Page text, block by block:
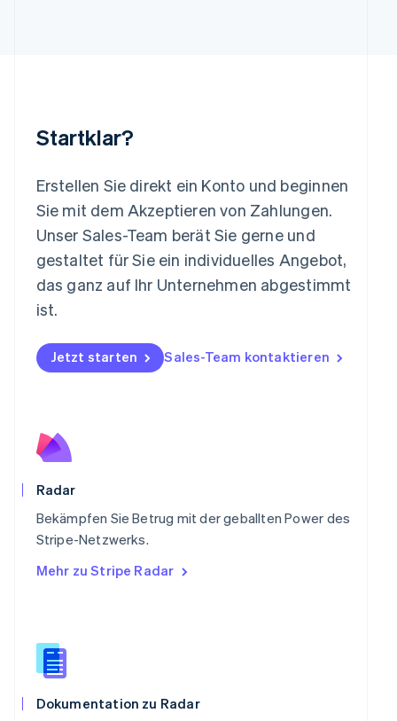
Startklar?
Erstellen Sie direkt ein Konto und beginnen
Sie mit dem Akzeptieren von Zahlungen.
Unser Sales-Team berät Sie gerne und
gestaltet für Sie ein individuelles Angebot,
das ganz auf Ihr Unternehmen abgestimmt
ist.
Jetzt starten Sales-Team kontaktieren
Radar
Bekämpfen Sie Betrug mit der geballten Power des
Stripe-Netzwerks.
Mehr zu Stripe Radar
Dokumentation zu Radar
Mexiko
Neuseeland
English
Niederlande
Nederlands English
Norwegen
English
Österreich
Portugal
PortuguêsEnglish
Svenska
Schweiz
Singapur
English 简体中文
Slowakei
English
Slowenien
English
Spanien
Español
Thailand